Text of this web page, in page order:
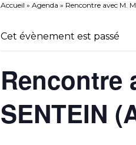
Accueil » Agenda » Rencontre avec M.
Cet évènement est passé
Rencontre
SENTEIN